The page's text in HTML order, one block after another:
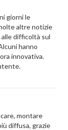
giorni le
altre notizie
difficoltà sul
hanno
innovativa.
montare
diffusa, grazie